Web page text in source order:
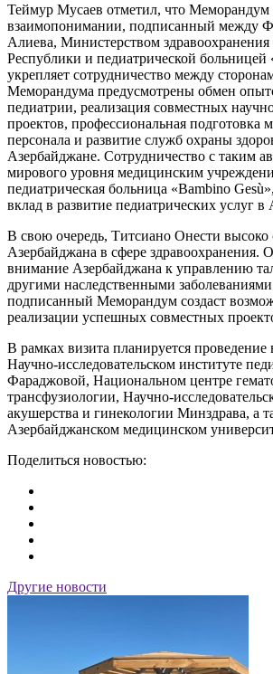
Теймур Мусаев отметил, что Меморандум
взаимопонимании, подписанный между
Алиева, Министерством
Республики и педиатрической больницей
укрепляет сотрудничество между
Меморандума предусмотрены обмен
педиатрии, реализация совместных
проектов, профессиональная подготовка
персонала и развитие служб охраны
Азербайджане. Сотрудничество с таким
мирового уровня медицинским
педиатрическая больница «Bambino
вклад в развитие педиатрических услуг в
В свою очередь, Титсиано Онести
Азербайджана в сфере здравоохранения.
внимание Азербайджана к управлению
другими наследственными
подписанный Меморандум создаст
реализации успешных совместных
В рамках визита планируется проведение
Научно-исследовательском институте
Фараджовой, Национальном центре
трансфузиологии, Научно-
акушерства и гинекологии Минздрава, а
Азербайджанском медицинском
Поделиться новостью:
Другие новости